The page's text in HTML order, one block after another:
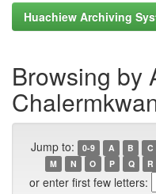
Huachiew Archiving
Browsing by
Jump to: 0-9 A B C
M
N O P Q R
or enter first few letters: